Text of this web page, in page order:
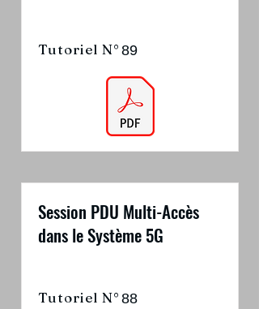
Tutoriel N° 89
Session PDU Multi-Accès
dans le Système 5G
Tutoriel N° 88